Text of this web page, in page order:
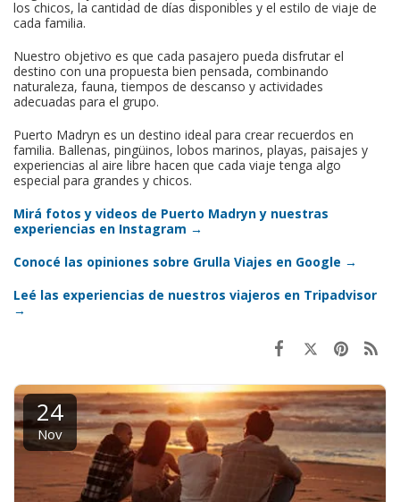
los chicos, la cantidad de días disponibles y el estilo de viaje de
cada familia.
Nuestro objetivo es que cada pasajero pueda disfrutar el
destino con una propuesta bien pensada, combinando
naturaleza, fauna, tiempos de descanso y actividades
adecuadas para el grupo.
Puerto Madryn es un destino ideal para crear recuerdos en
familia. Ballenas, pingüinos, lobos marinos, playas, paisajes y
experiencias al aire libre hacen que cada viaje tenga algo
especial para grandes y chicos.
Mirá fotos y videos de Puerto Madryn y nuestras
experiencias en Instagram →
Conocé las opiniones sobre Grulla Viajes en Google →
Leé las experiencias de nuestros viajeros en Tripadvisor
→
24
Nov